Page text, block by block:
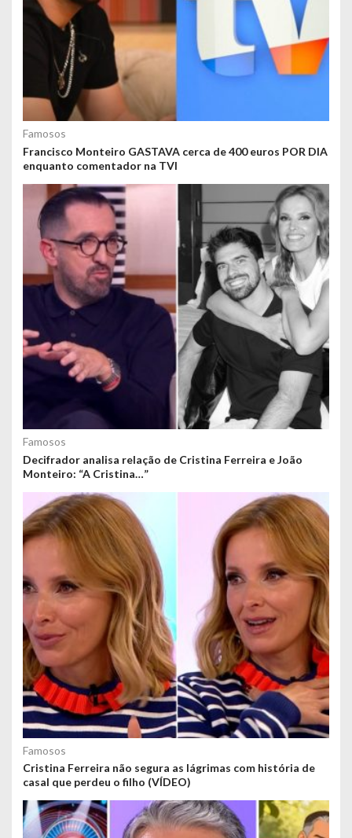
Famosos
Francisco Monteiro GASTAVA cerca de 400 euros POR DIA
enquanto comentador na TVI
Famosos
Decifrador analisa relação de Cristina Ferreira e João
Monteiro: “A Cristina…”
Famosos
Cristina Ferreira não segura as lágrimas com história de
casal que perdeu o filho (VÍDEO)